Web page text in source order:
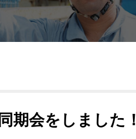
同期会をしました！